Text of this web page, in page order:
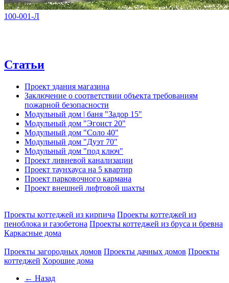
100-001-Л
Статьи
Проект здания магазина
Заключение о соответствии объекта требованиям
пожарной безопасности
Модульный дом | баня "Задор 15"
Модульный дом "Эгоист 20"
Модульный дом "Соло 40"
Модульный дом "Дуэт 70"
Модульный дом "под ключ"
Проект ливневой канализации
Проект таунхауса на 5 квартир
Проект парковочного кармана
Проект внешней лифтовой шахты
Проекты коттеджей из кирпича Проекты коттеджей из
пеноблока и газобетона Проекты коттеджей из бруса и бревна
Каркасные дома
Проекты загородных домов Проекты дачных домов Проекты
коттеджей Хорошие дома
← Назад